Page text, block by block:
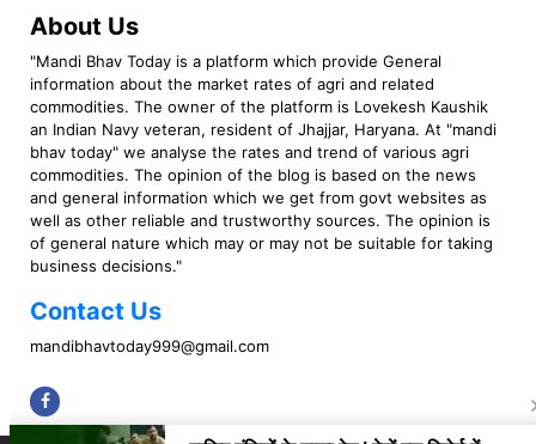
About Us
"Mandi Bhav Today is a platform which provide General
information about the market rates of agri and related
commodities. The owner of the platform is Lovekesh Kaushik
an Indian Navy veteran, resident of Jhajjar, Haryana. At "mandi
bhav today" we analyse the rates and trend of various agri
commodities. The opinion of the blog is based on the news
and general information which we get from govt websites as
well as other reliable and trustworthy sources. The opinion is
of general nature which may or may not be suitable for taking
business decisions."
Contact Us
mandibhavtoday999@gmail.com